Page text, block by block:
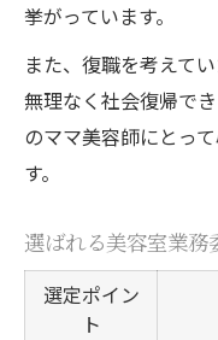
挙がっています。
また、復職を考えて
無理なく社会復帰で
のママ美容師にとっ
す。
選ばれる美容室業務
選定ポイン
ト